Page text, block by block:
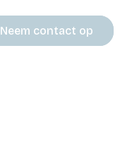
Neem contact op